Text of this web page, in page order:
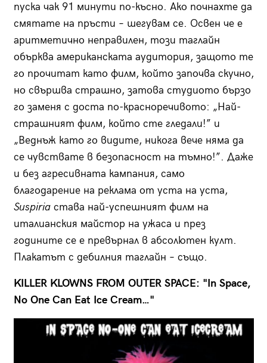
пуска чак 91 минути по-късно. Ако почнахте да
смятате на пръсти – шегувам се. Освен че е
аритметично неправилен, този таглайн
обърква американската аудитория, защото те
го прочитат като филм, който започва скучно,
но свършва страшно, затова студиото бързо
го заменя с доста по-красноречивото: „Най-
страшният филм, който сте гледали!” и
„Веднъж като го видите, никога вече няма да
се чувствате в безопасност на тъмно!”. Даже
и без агресивната кампания, само
благодарение на реклама от уста на уста,
Suspiriaстава най-успешният филм на
италианския майстор на ужаса и през
годините се е превърнал в абсолютен култ.
Плакатът с дебилния таглайн – също.
KILLER KLOWNS FROM OUTER SPACE: "In Space,
No One Can Eat Ice Cream…"